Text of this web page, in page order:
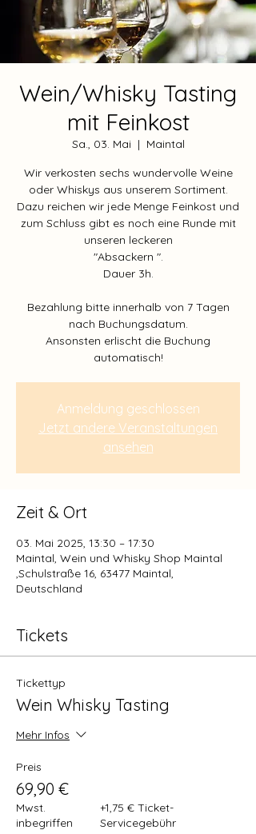
Wein/Whisky Tasting
mit Feinkost
Sa., 03. Mai
  |
Maintal
Wir verkosten sechs wundervolle Weine
oder Whiskys aus unserem Sortiment.
Dazu reichen wir jede Menge Feinkost und
zum Schluss gibt es noch eine Runde mit
unseren leckeren
"Absackern ".
Dauer 3h.
Bezahlung bitte innerhalb von 7 Tagen
nach Buchungsdatum.
Ansonsten erlischt die Buchung
automatisch!
Anmeldung geschlossen
Jetzt andere Veranstaltungen
ansehen
Zeit & Ort
03. Mai 2025, 13:30 – 17:30
Maintal, Wein und Whisky Shop Maintal
,Schulstraße 16, 63477 Maintal,
Deutschland
Tickets
Tickettyp
Wein Whisky Tasting
Mehr Infos
Preis
69,90 €
Mwst.
inbegriffen
+1,75 € Ticket-
Servicegebühr